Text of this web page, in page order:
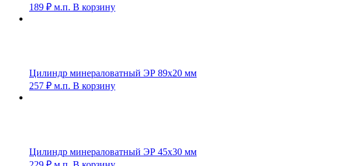
189 ₽ м.п. В корзину
Цилиндр минераловатный ЭР 89х20 мм
257 ₽ м.п. В корзину
Цилиндр минераловатный ЭР 45х30 мм